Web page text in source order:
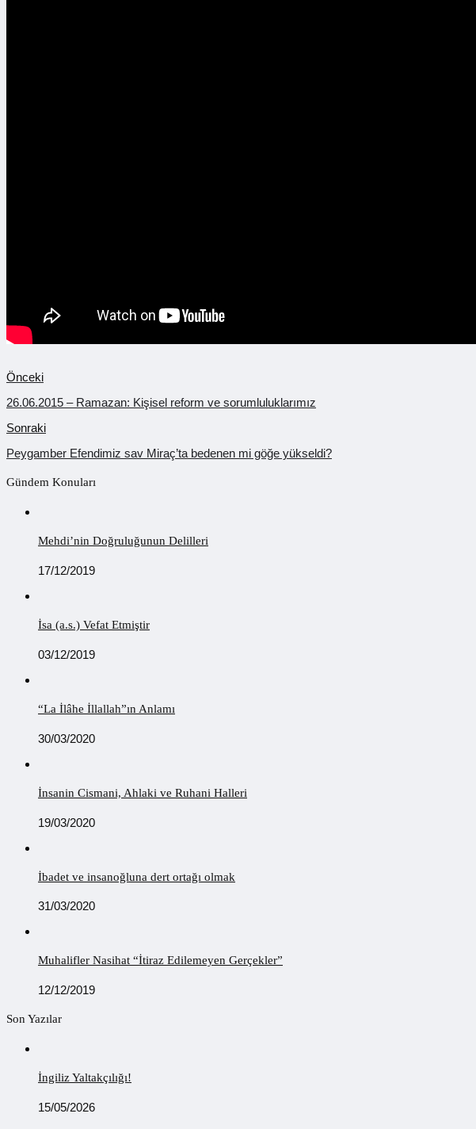
Önceki
26.06.2015 – Ramazan: Kişisel reform ve sorumluluklarımız
Sonraki
Peygamber Efendimiz sav Miraç’ta bedenen mi göğe yükseldi?
Gündem Konuları
Mehdi’nin Doğruluğunun Delilleri
17/12/2019
İsa (a.s.) Vefat Etmiştir
03/12/2019
“La İlâhe İllallah”ın Anlamı
30/03/2020
İnsanin Cismani, Ahlaki ve Ruhani Halleri
19/03/2020
İbadet ve insanoğluna dert ortağı olmak
31/03/2020
Muhalifler Nasihat “İtiraz Edilemeyen Gerçekler”
12/12/2019
Son Yazılar
İngiliz Yaltakçılığı!
15/05/2026